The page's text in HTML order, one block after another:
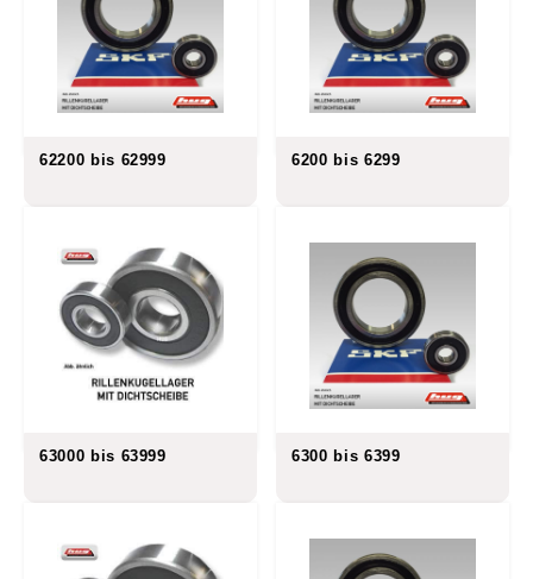
62200 bis 62999 6200 bis 6299
63000 bis 63999 6300 bis 6399